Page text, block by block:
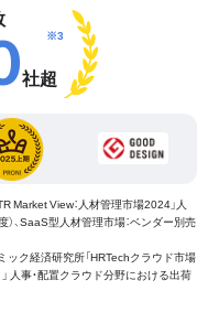
社超
※3
View：人材管理市場2024」人
、SaaS型人材管理市場：ベンダー別売
ク経済研究所「HRTechクラウド市場
人事・配置クラウド分野における出荷